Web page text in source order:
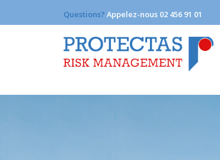
Questions? Appelez-nous 02 456 91 01